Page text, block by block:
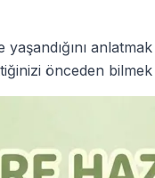
önceden bilmek